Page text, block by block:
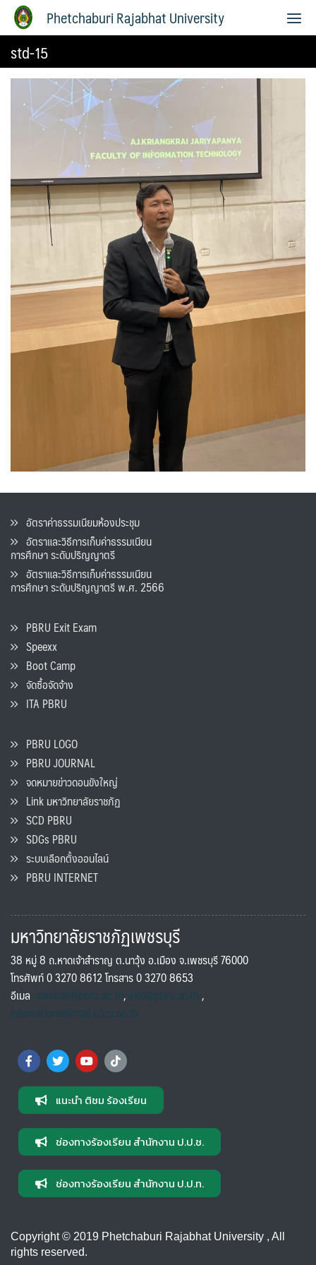
Phetchaburi Rajabhat University
std-15
อัตราค่าธรรมเนียมห้องประชุม
อัตราและวิธีการเก็บค่าธรรมเนียน
การศึกษา ระดับปริญญาตรี
อัตราและวิธีการเก็บค่าธรรมเนียน
การศึกษา ระดับปริญญาตรี พ.ศ. 2566
PBRU Exit Exam
Speexx
Boot Camp
จัดซื้อจัดจ้าง
ITA PBRU
PBRU LOGO
PBRU JOURNAL
จดหมายข่าวดอนขังใหญ่
Link มหาวิทยาลัยราชภัฏ
SCD PBRU
SDGs PBRU
ระบบเลือกตั้งออนไลน์
PBRU INTERNET
มหาวิทยาลัยราชภัฏเพชรบุรี
38 หมู่ 8 ถ.หาดเจ้าสำราญ ต.นาวุ้ง อ.เมือง จ.เพชรบุรี 76000
โทรศัพท์ 0 3270 8612 โทรสาร 0 3270 8653
อีเมล saraban@pbru.ac.th, info@pbru.ac.th,
international@mail.pbru.ac.th
แนะนำ ติชม ร้องเรียน
ช่องทางร้องเรียน สำนักงาน ป.ป.ช.
ช่องทางร้องเรียน สำนักงาน ป.ป.ท.
Copyright © 2019 Phetchaburi Rajabhat University , All
rights reserved.